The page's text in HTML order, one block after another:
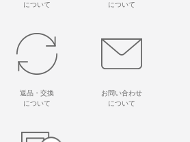
について
について
返品・交換
について
お問い合わせ
について